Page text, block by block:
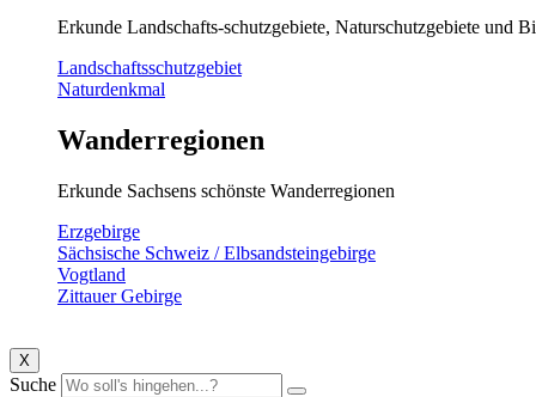
Erkunde Landschafts-schutzgebiete, Naturschutzgebiete und
Landschaftsschutzgebiet
Naturdenkmal
Wanderregionen
Erkunde Sachsens schönste Wanderregionen
Erzgebirge
Sächsische Schweiz / Elbsandsteingebirge
Vogtland
Zittauer Gebirge
X
Suche